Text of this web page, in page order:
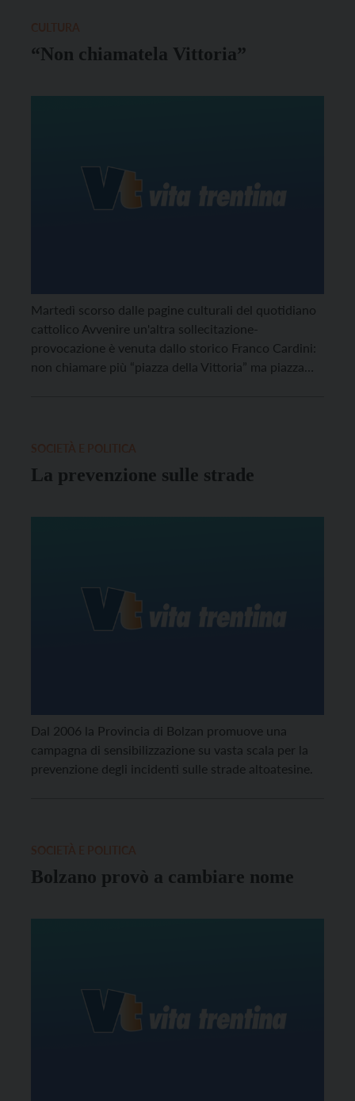
“Non chiamatela Vittoria”
Martedì scorso dalle pagine culturali del quotidiano
cattolico Avvenire un'altra sollecitazione-
provocazione è venuta dallo storico Franco Cardini:
non chiamare più “piazza della Vittoria” ma piazza
La prevenzione sulle strade
Dal 2006 la Provincia di Bolzan promuove una
campagna di sensibilizzazione su vasta scala per la
prevenzione degli incidenti sulle strade altoatesine.
Bolzano provò a cambiare nome